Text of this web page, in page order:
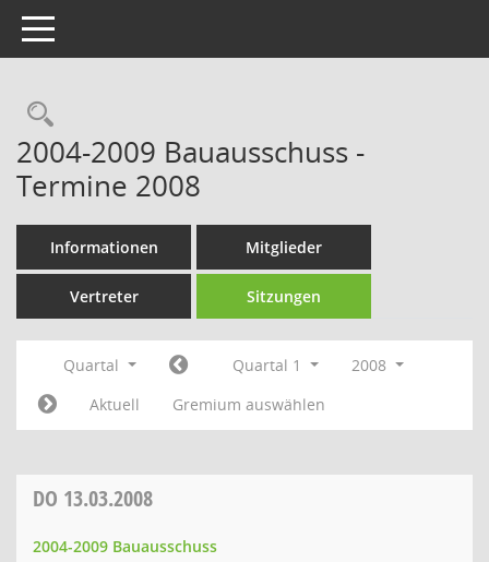
Toggle navigation
Rechercheauswahl
2004-2009 Bauausschuss -
Termine 2008
Informationen Mitglieder
Vertreter Sitzungen
Quartal Quartal 1
2008
Aktuell
Gremium auswählen
DO 13.03.2008
2004-2009 Bauausschuss